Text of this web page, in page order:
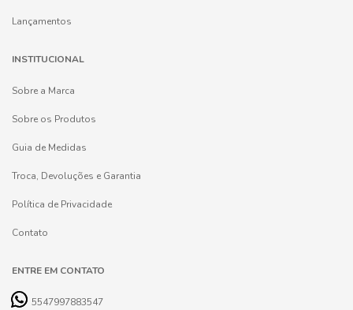
Lançamentos
INSTITUCIONAL
Sobre a Marca
Sobre os Produtos
Guia de Medidas
Troca, Devoluções e Garantia
Política de Privacidade
Contato
ENTRE EM CONTATO
5547997883547